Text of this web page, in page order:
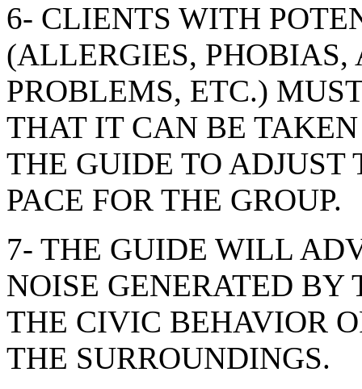
6- CLIENTS WITH
(ALLERGIES,
PROBLEMS, ETC.)
THAT IT CAN BE
THE GUIDE TO
PACE FOR THE GROUP.
7- THE GUIDE WILL
NOISE GENERATED BY
THE CIVIC BEHAVIOR
THE SURROUNDINGS.